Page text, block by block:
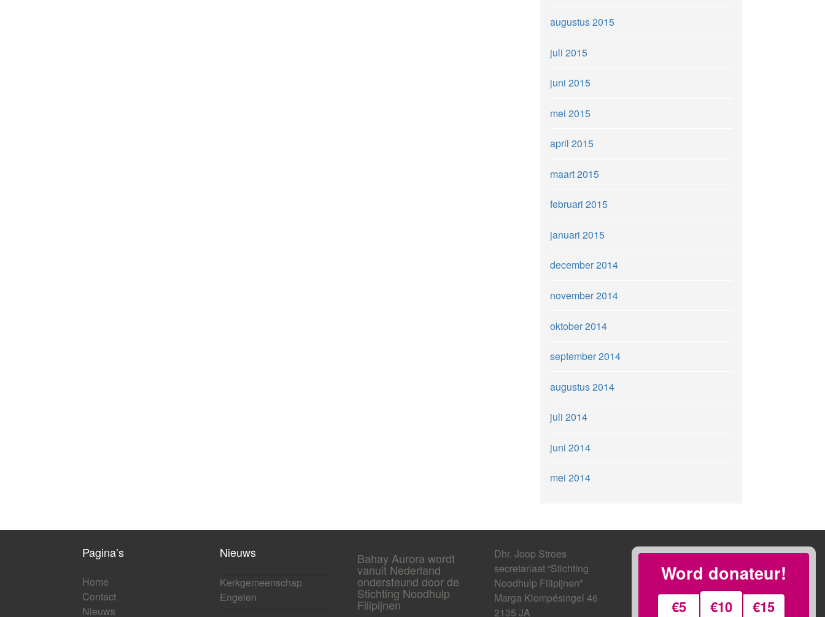
augustus 2015
juli 2015
juni 2015
mei 2015
april 2015
maart 2015
februari 2015
januari 2015
december 2014
november 2014
oktober 2014
september 2014
augustus 2014
juli 2014
juni 2014
mei 2014
Pagina’s
Home
Contact
Nieuws
Nieuws
Kerkgemeenschap
Engelen
Bahay Aurora wordt
vanuit Nederland
ondersteund door de
Stichting Noodhulp
Filipijnen
Dhr. Joop Stroes
secretariaat “Stichting
Noodhulp Filipijnen”
Marga Klompésingel 46
2135 JA
Word donateur!
€5 €10 €15